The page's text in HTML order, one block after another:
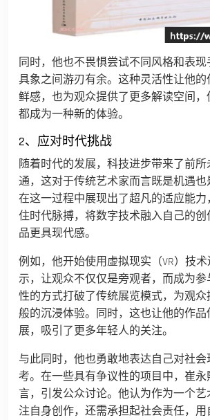
同时，他也不畏惧尝试不同风格和表
具象之间游刃有余。这种灵活性让他
鲜感，也为观众提供了更多解读空间
都成为一种新的体验。
2、应对时代挑战
随着时代的发展，科技进步带来了前
通，这对于传统艺术家而言既是机遇
在这一过程中展现出了超凡的适应能
住时代脉搏，将数字技术融入自己的
品更具现代感。
例如，他开始使用虚拟现实（VR）技
示，让观众不仅仅是旁观者，而成为
性的方式打破了传统展览模式，为观
般的沉浸体验。同时，这也让他的作
展，吸引了更多年轻人的关注。
与此同时，他也勇敢地表达自己对社
考。在一些具有争议性的项目中，崔
言，引发公众讨论。他认为作为一个
注自身创作，还需承担起社会责任，